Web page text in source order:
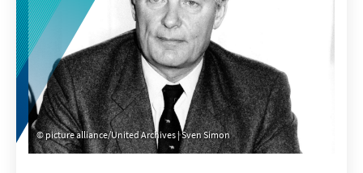
Barrierefreiheit ist kein Randthema, sondern
eine Frage von Würde, Teilhabe und
Zukunftsfähigkeit.
picture alliance/United Archives | Sven Simon